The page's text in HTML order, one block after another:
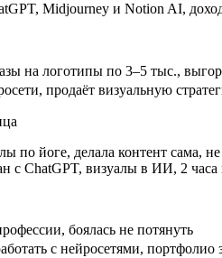
Midjourney и Notion AI,
на логотипы по 3–5 тыс.,
продаёт визуальную
по йоге, делала контент сама, не
с ChatGPT, визуалы в ИИ, 2
боялась не потянуть
с нейросетями,